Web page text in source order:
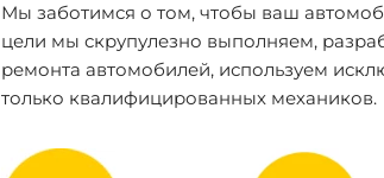
Мы заботимся о том, чтобы ваш
цели мы скрупулезно выполняем,
ремонта автомобилей, используем
только квалифицированных механиков.